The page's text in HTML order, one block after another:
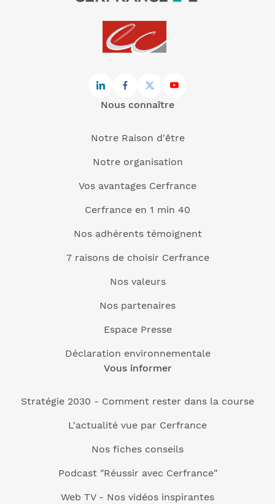
Nous connaître
Notre Raison d'être
Notre organisation
Vos avantages Cerfrance
Cerfrance en 1 min 40
Nos adhérents témoignent
7 raisons de choisir Cerfrance
Nos valeurs
Nos partenaires
Espace Presse
Déclaration environnementale
Vous informer
Stratégie 2030 - Comment rester dans la course
L'actualité vue par Cerfrance
Nos fiches conseils
Podcast "Réussir avec Cerfrance"
Web TV - Nos vidéos inspirantes